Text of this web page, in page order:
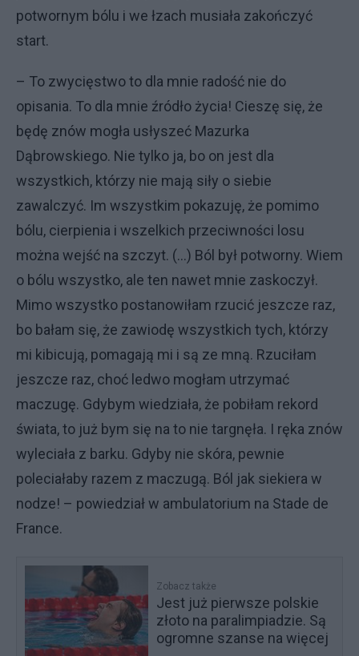
potwornym bólu i we łzach musiała zakończyć
start.
– To zwycięstwo to dla mnie radość nie do
opisania. To dla mnie źródło życia! Cieszę się, że
będę znów mogła usłyszeć Mazurka
Dąbrowskiego. Nie tylko ja, bo on jest dla
wszystkich, którzy nie mają siły o siebie
zawalczyć. Im wszystkim pokazuję, że pomimo
bólu, cierpienia i wszelkich przeciwności losu
można wejść na szczyt. (...) Ból był potworny. Wiem
o bólu wszystko, ale ten nawet mnie zaskoczył.
Mimo wszystko postanowiłam rzucić jeszcze raz,
bo bałam się, że zawiodę wszystkich tych, którzy
mi kibicują, pomagają mi i są ze mną. Rzuciłam
jeszcze raz, choć ledwo mogłam utrzymać
maczugę. Gdybym wiedziała, że pobiłam rekord
świata, to już bym się na to nie targnęła. I ręka znów
wyleciała z barku. Gdyby nie skóra, pewnie
poleciałaby razem z maczugą. Ból jak siekiera w
nodze! – powiedział w ambulatorium na Stade de
France.
Zobacz także
Jest już pierwsze polskie
złoto na paralimpiadzie. Są
ogromne szanse na więcej